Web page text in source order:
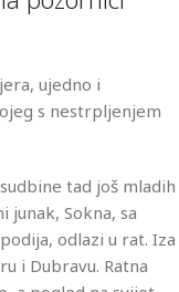
ujedno i
s nestrpljenjem
tad još mladih
junak, Sokna, sa
odlazi u rat. Iza
i Dubravu. Ratna